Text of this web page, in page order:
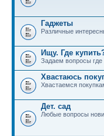
Гаджеты
Различные
Ищу. Где
Задаем вопросы где
Хвастаюсь
Хвастаемся
Дет. сад
Любые вопросы